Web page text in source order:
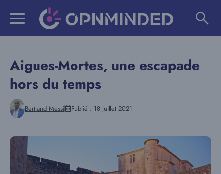
Aigues-Mortes, une escapade
hors du temps
Bertrand Messi Publié : 18 juillet 2021